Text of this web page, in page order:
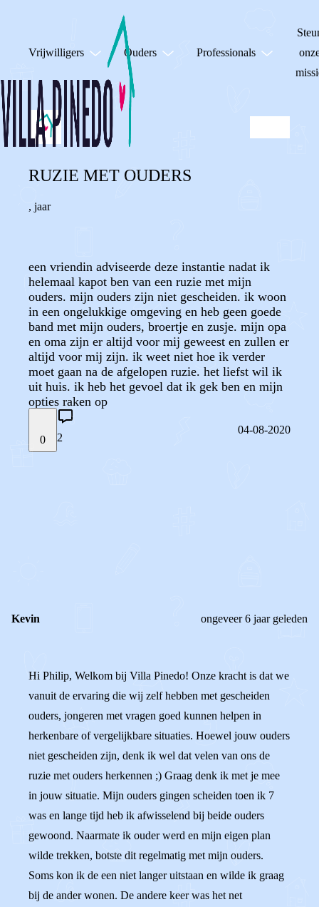
Vrijwilligers Ouders Professionals
RUZIE MET OUDERS
, jaar
een vriendin adviseerde deze instantie nadat ik
helemaal kapot ben van een ruzie met mijn
ouders. mijn ouders zijn niet gescheiden. ik woon
in een ongelukkige omgeving en heb geen goede
band met mijn ouders, broertje en zusje. mijn opa
en oma zijn er altijd voor mij geweest en zullen er
altijd voor mij zijn. ik weet niet hoe ik verder
moet gaan na de afgelopen ruzie. het liefst wil ik
uit huis. ik heb het gevoel dat ik gek ben en mijn
opties raken op
0 2
04-08-2020
Kevin ongeveer 6 jaar geleden
Hi Philip, Welkom bij Villa Pinedo! Onze kracht is dat we
vanuit de ervaring die wij zelf hebben met gescheiden
ouders, jongeren met vragen goed kunnen helpen in
herkenbare of vergelijkbare situaties. Hoewel jouw ouders
niet gescheiden zijn, denk ik wel dat velen van ons de
ruzie met ouders herkennen ;) Graag denk ik met je mee
in jouw situatie. Mijn ouders gingen scheiden toen ik 7
was en lange tijd heb ik afwisselend bij beide ouders
gewoond. Naarmate ik ouder werd en mijn eigen plan
wilde trekken, botste dit regelmatig met mijn ouders.
Soms kon ik de een niet langer uitstaan en wilde ik graag
bij de ander wonen. De andere keer was het net